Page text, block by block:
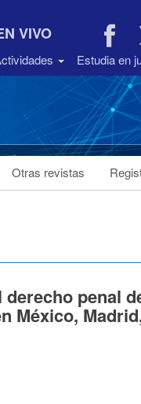
VIVO
Estudia en
Otras revistas
penal
México,